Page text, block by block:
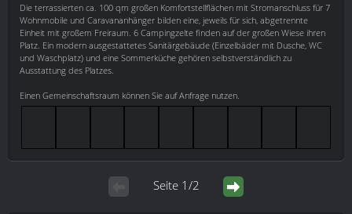
Die terrassierten ca. 100 qm großen Komfortstellflächen mit Stromanschluss für 7
Wohnmobile und Caravananhänger bilden eine, jeweils für sich, abgetrennte
Einheit mit großem Freiraum. 6 Campingzelte finden auf der großen Wiese ihren
Platz. Ein modern ausgestattetes Sanitärgebäude (Einzelbäder mit Dusche, WC
und Waschplatz) und eine Sommerküche gehören selbstverständlich zu
Ausstattung des Platzes.
Einen Gemeinschaftsraum können Sie auf Anfrage nutzen.
Seite 1/2